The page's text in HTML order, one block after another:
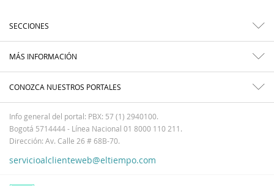
SECCIONES
MÁS INFORMACIÓN
CONOZCA NUESTROS PORTALES
Info general del portal: PBX: 57 (1) 2940100.
Bogotá 5714444 - Línea Nacional 01 8000 110 211.
Dirección: Av. Calle 26 # 68B-70.
servicioalclienteweb@eltiempo.com